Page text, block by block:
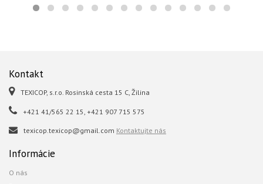
Kontakt
TEXICOP, s.r.o. Rosinská cesta 15 C, Žilina
+421 41/565 22 15, +421 907 715 575
texicop.texicop@gmail.com Kontaktujte nás
Informácie
O nás